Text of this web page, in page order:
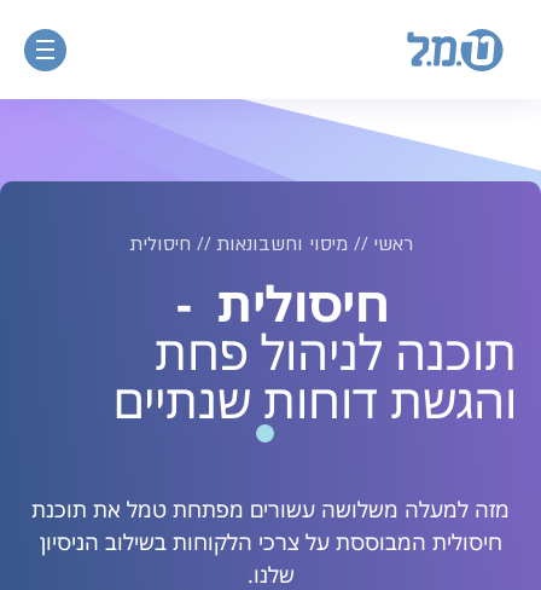
ראשי // מיסוי וחשבונאות// חיסולית
חיסולית -
תוכנה לניהול פחת
והגשת דוחות שנתיים
מזה למעלה משלושה עשורים מפתחת טמל את תוכנת
חיסולית המבוססת על צרכי הלקוחות בשילוב הניסיון
שלנו.